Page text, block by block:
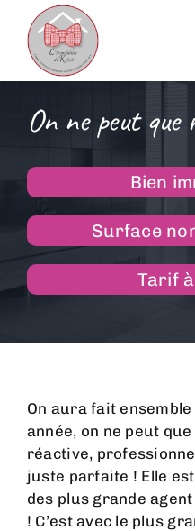
Passer
contenu
Estimer
Conseils et outils
On ne peut que
Bien
Surface
Tarif
On aura fait
année, on ne peut
réactive,
juste parfaite ! Elle
des plus grande
! C’est avec le plus